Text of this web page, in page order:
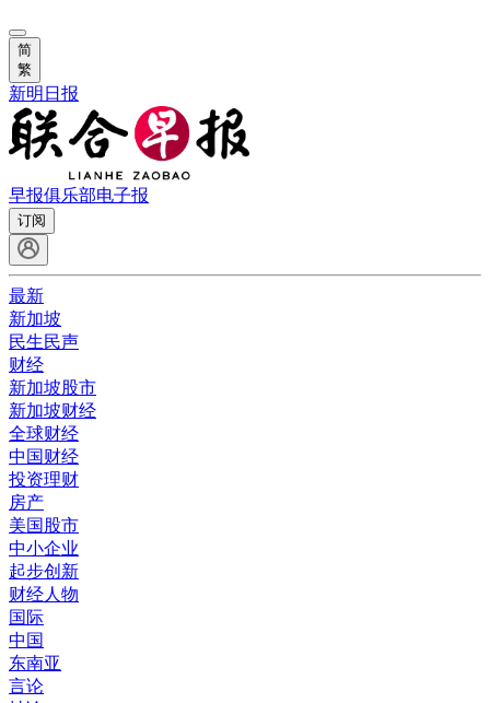
简
繁
新明日报
早报俱乐部电子报
订阅
最新
新加坡
民生民声
财经
新加坡股市
新加坡财经
全球财经
中国财经
投资理财
房产
美国股市
中小企业
起步创新
财经人物
国际
中国
东南亚
言论